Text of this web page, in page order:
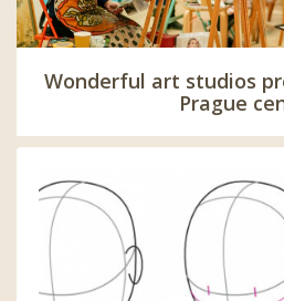
Wonderful art studios
Prague